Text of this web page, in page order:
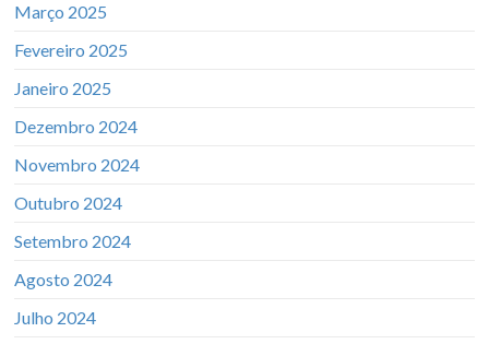
Março 2025
Fevereiro 2025
Janeiro 2025
Dezembro 2024
Novembro 2024
Outubro 2024
Setembro 2024
Agosto 2024
Julho 2024